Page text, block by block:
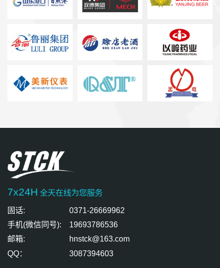
7x24H 全天在线为您服务
固话:
0371-26669962
手机(微信同号):
19693786536
邮箱:
hnstck@163.com
QQ：
3087394603